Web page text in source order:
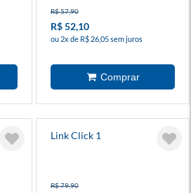
R$ 57,90
R$ 52,10
ou 2x de R$ 26,05 sem juros
Link Click 1
R$ 79,90